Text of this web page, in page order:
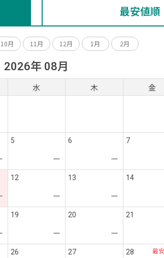
最安値順
10月 11月 12月 1月 2月
2026年 08月
水 木 金
5
ー
6
ー
7
12
ー
13
ー
14
19
ー
20
ー
21
26 27 28 最安